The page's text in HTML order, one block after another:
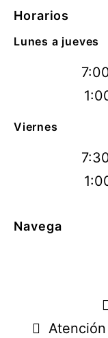
Horarios
Lunes a jueves
Viernes
Navega